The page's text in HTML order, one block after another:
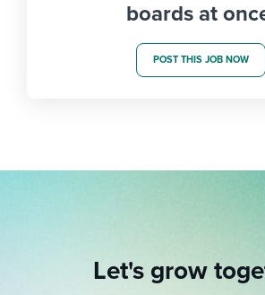
boards at
POST THIS JOB NOW
Let's grow